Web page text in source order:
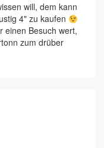
will, dem kann
4" zu kaufen
einen Besuch wert,
zum drüber